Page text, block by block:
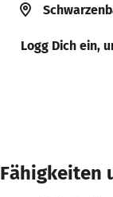
Logg Dich ein,
Fähigkeiten